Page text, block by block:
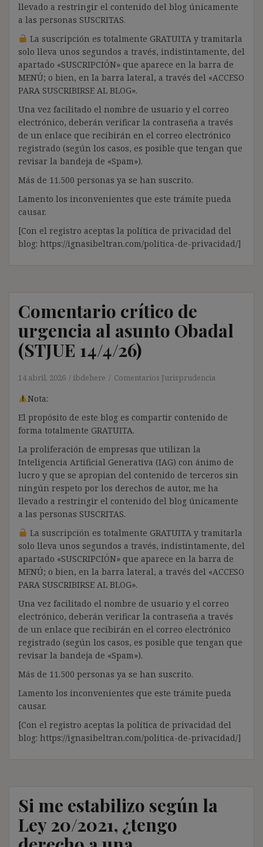
llevado a restringir el contenido del blog únicamente
a las personas SUSCRITAS.
La suscripción es totalmente GRATUITA y tramitarla
solo lleva unos segundos a través, indistintamente, del
apartado «SUSCRIPCIÓN» que aparece en la barra de
MENÚ; o bien, en la barra lateral, a través del «ACCESO
PARA SUSCRIBIRSE AL BLOG».
Una vez facilitado el nombre de usuario y el correo
electrónico, deberán verificar la contraseña a través
de un enlace que recibirán en el correo electrónico
registrado (según los casos, es posible que tengan que
revisar la bandeja de «Spam»).
Más de 11.500 personas ya se han suscrito.
Lamento los inconvenientes que este trámite pueda
causar.
[Con el registro aceptas la política de privacidad del
blog: https://ignasibeltran.com/politica-de-privacidad/]
Comentario crítico de
urgencia al asunto Obadal
(STJUE 14/4/26)
14 abril, 2026 ibdehere Comentarios Jurisprudencia
Nota:
El propósito de este blog es compartir contenido de
forma totalmente GRATUITA.
La proliferación de empresas que utilizan la
Inteligencia Artificial Generativa (IAG) con ánimo de
lucro y que se apropian del contenido de terceros sin
ningún respeto por los derechos de autor, me ha
llevado a restringir el contenido del blog únicamente
a las personas SUSCRITAS.
La suscripción es totalmente GRATUITA y tramitarla
solo lleva unos segundos a través, indistintamente, del
apartado «SUSCRIPCIÓN» que aparece en la barra de
MENÚ; o bien, en la barra lateral, a través del «ACCESO
PARA SUSCRIBIRSE AL BLOG».
Una vez facilitado el nombre de usuario y el correo
electrónico, deberán verificar la contraseña a través
de un enlace que recibirán en el correo electrónico
registrado (según los casos, es posible que tengan que
revisar la bandeja de «Spam»).
Más de 11.500 personas ya se han suscrito.
Lamento los inconvenientes que este trámite pueda
causar.
[Con el registro aceptas la política de privacidad del
blog: https://ignasibeltran.com/politica-de-privacidad/]
Si me estabilizo según la
Ley 20/2021, ¿tengo